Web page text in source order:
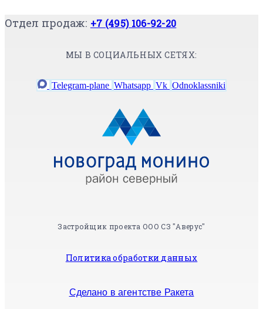
Отдел продаж: +7 (495) 106-92-20
МЫ В СОЦИАЛЬНЫХ СЕТЯХ:
Telegram-plane Whatsapp Vk Odnoklassniki
Застройщик проекта ООО СЗ "Аверус"
Политика обработки данных
Сделано в агентстве Ракета